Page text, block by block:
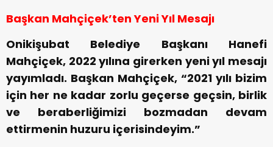
Başkan Mahçiçek’ten Yeni Yıl Mesajı
Onikişubat Belediye Başkanı Hanefi
Mahçiçek, 2022 yılına girerken yeni yıl mesajı
yayımladı. Başkan Mahçiçek, “2021 yılı bizim
için her ne kadar zorlu geçerse geçsin, birlik
ve beraberliğimizi bozmadan devam
ettirmenin huzuru içerisindeyim.”